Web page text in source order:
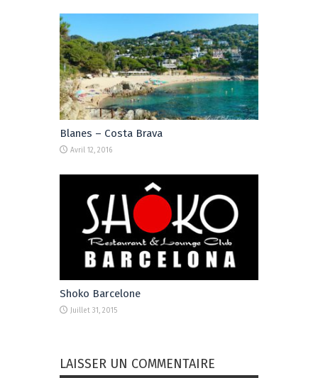
Blanes – Costa Brava
Avril 12, 2016
Shoko Barcelone
Juillet 31, 2015
LAISSER UN COMMENTAIRE